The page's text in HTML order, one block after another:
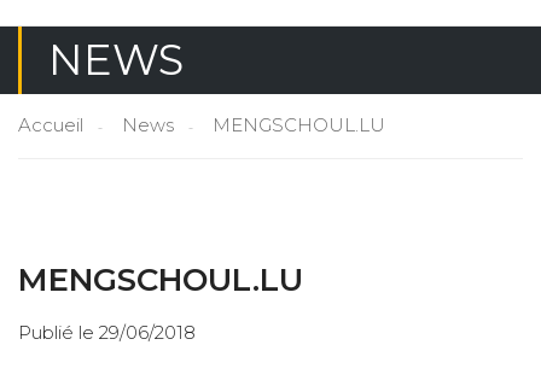
NEWS
Accueil News MENGSCHOUL.LU
MENGSCHOUL.LU
Publié le 29/06/2018